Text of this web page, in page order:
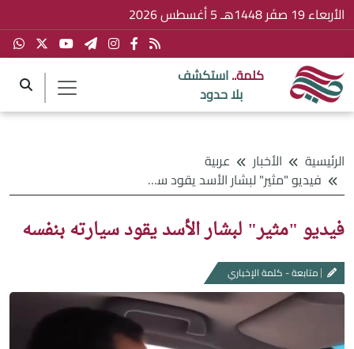
الأربعاء 19 صفَر 1448هـ 5 أغسطس 2026
كلمة..استكشف
بلا حدود
الرئيسية الأخبار
عربية
فيديو "مثير" لبشار الأسد يقود سيارته بنفسه
فيديو "مثير" لبشار الأسد يقود سيارته بنفسه
متابعة - كلمة الإخباري